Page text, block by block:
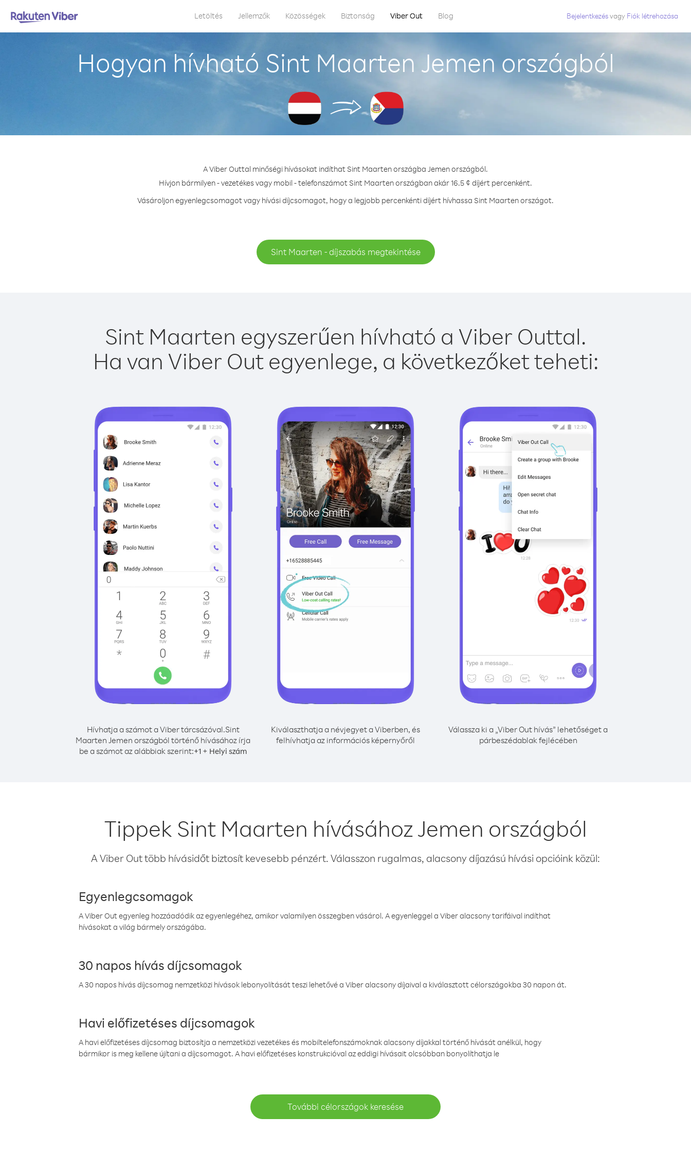
Letöltés Jellemzők Közösségek Biztonság Viber Out Blog Bejelentkezésvagy Fiók létrehozása
Hogyan hívható Sint Maarten Jemen országból
A Viber Outtal minőségi hívásokat indíthat Sint Maarten országba Jemen országból.
Hívjon bármilyen - vezetékes vagy mobil - telefonszámot Sint Maarten országban akár 16.5 ¢ díjért percenként.
Vásároljon egyenlegcsomagot vagy hívási díjcsomagot, hogy a legjobb percenkénti díjért hívhassa Sint Maarten országot.
Sint Maarten - díjszabás megtekintése
Sint Maarten egyszerűen hívható a Viber Outtal.
Ha van Viber Out egyenlege, a következőket teheti:
Hívhatja a számot a Viber tárcsázóval.Sint
Maarten Jemen országból történő hívásához írja
be a számot az alábbiak szerint:+1 + Helyi szám
Kiválaszthatja a névjegyet a Viberben, és
felhívhatja az információs képernyőről
Válassza ki a „Viber Out hívás” lehetőséget a
párbeszédablak fejlécében
Tippek Sint Maarten hívásához Jemen országból
A Viber Out több hívásidőt biztosít kevesebb pénzért. Válasszon rugalmas, alacsony díjazású hívási opcióink közül:
Egyenlegcsomagok
A Viber Out egyenleg hozzáadódik az egyenlegéhez, amikor valamilyen összegben vásárol. A egyenleggel a Viber alacsony tarifáival indíthat
hívásokat a világ bármely országába.
30 napos hívás díjcsomagok
A 30 napos hívás díjcsomag nemzetközi hívások lebonyolítását teszi lehetővé a Viber alacsony díjaival a kiválasztott célországokba 30 napon át.
Havi előfizetéses díjcsomagok
A havi előfizetéses díjcsomag biztosítja a nemzetközi vezetékes és mobiltelefonszámoknak alacsony díjakkal történő hívását anélkül, hogy
bármikor is meg kellene újítani a díjcsomagot. A havi előfizetéses konstrukcióval az eddigi hívásait olcsóbban bonyolíthatja le
További célországok keresése